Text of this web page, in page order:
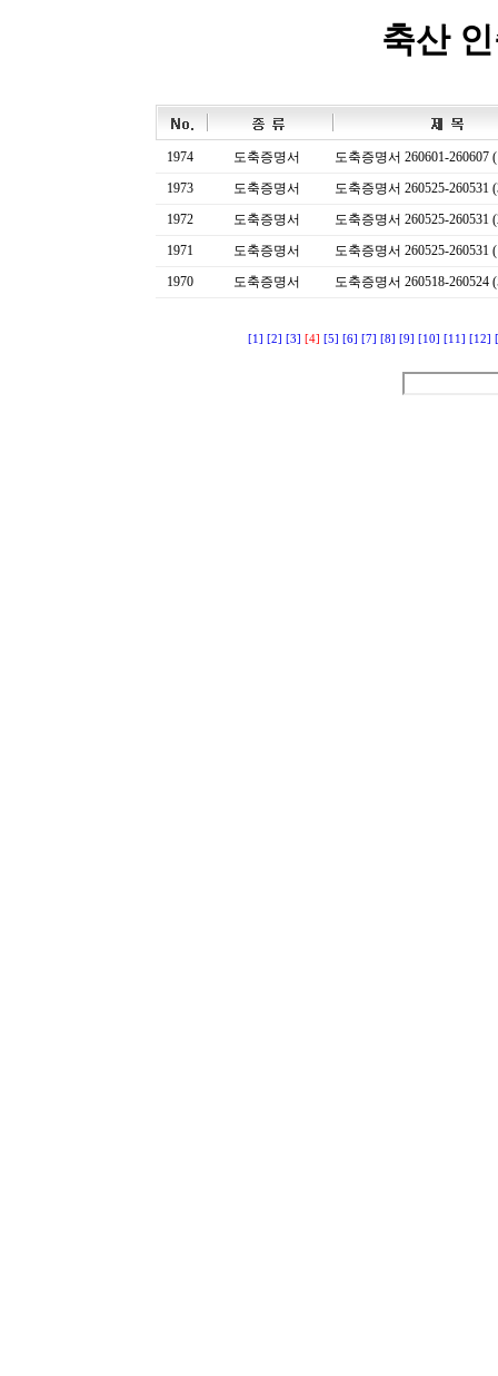
축산
1974 도축증명서
도축증명서 260601-260607
1973
도축증명서
도축증명서 260525-260531
1972
도축증명서
도축증명서 260525-260531
1971
도축증명서
도축증명서 260525-260531
1970
도축증명서 도축증명서 260518-260524
[1] [2] [3] [4] [5] [6] [7] [8] [9] [10] [11] [12]